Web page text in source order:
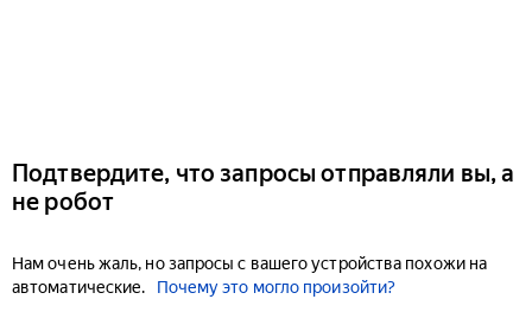
Подтвердите, что запросы отправляли вы, а
не робот
Нам очень жаль, но запросы с вашего устройства похожи на
автоматические.
Почему это могло произойти?